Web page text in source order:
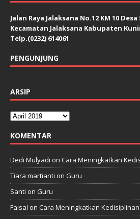
Jalan Raya Jalaksana No.12 KM 10
Kecamatan Jalaksana Kabupaten
Telp.(0232) 614061
PENGUNJUNG
ARSIP
KOMENTAR
Dedi Mulyadi on Cara Meningkatkan
Tiara martianti on Guru
Santi on Guru
Faisal on Cara Meningkatkan